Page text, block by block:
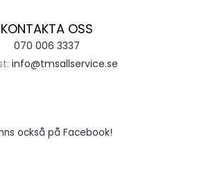
KONTAKTA OSS
070 006 3337
info@tmsallservice.se
också på Facebook!